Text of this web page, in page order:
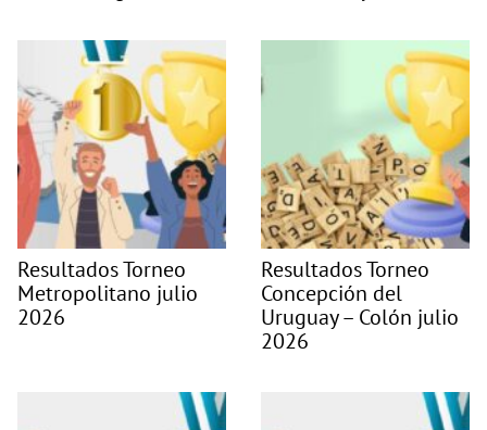
Resultados Torneo
Metropolitano julio
2026
Resultados Torneo
Concepción del
Uruguay – Colón julio
2026